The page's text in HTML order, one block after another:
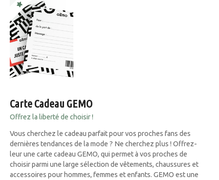
Carte Cadeau GEMO
Offrez la liberté de choisir !
Vous cherchez le cadeau parfait pour vos proches fans des
dernières tendances de la mode ? Ne cherchez plus ! Offrez-
leur une carte cadeau GEMO, qui permet à vos proches de
choisir parmi une large sélection de vêtements, chaussures et
accessoires pour hommes, femmes et enfants. GEMO est une